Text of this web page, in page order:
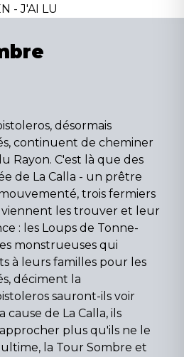
désormais
continuent de cheminer
Rayon. C'est là que des
de La Calla - un prêtre
trois fermiers
les trouver et leur
: les Loups de Tonne-
monstrueuses qui
à leurs familles pour les
déciment la
sauront-ils voir
cause de La Calla, ils
plus qu'ils ne le
la Tour Sombre et